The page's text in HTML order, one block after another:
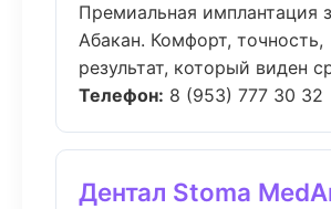
Премиальная имплантация
Абакан. Комфорт, точность,
результат, который виден
Телефон: 8 (953) 777 30 32
Дентал Stoma